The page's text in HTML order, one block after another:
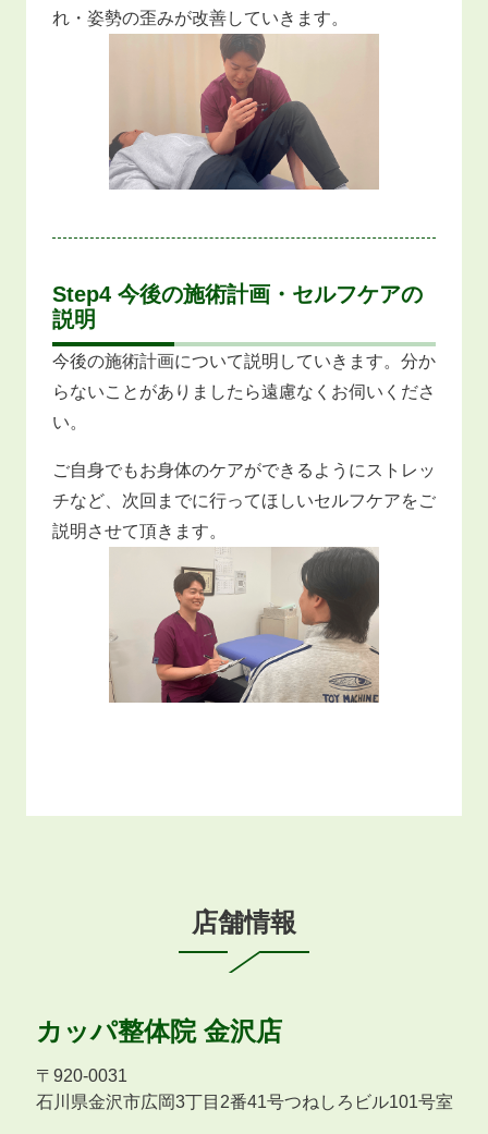
れ・姿勢の歪みが改善していきます。
Step4 今後の施術計画・セルフケアの
説明
今後の施術計画について説明していきます。分か
らないことがありましたら遠慮なくお伺いくださ
い。
ご自身でもお身体のケアができるようにストレッ
チなど、次回までに行ってほしいセルフケアをご
説明させて頂きます。
店舗情報
カッパ整体院 金沢店
〒 920-0031
石川県金沢市広岡3丁目2番41号つねしろビル101号室